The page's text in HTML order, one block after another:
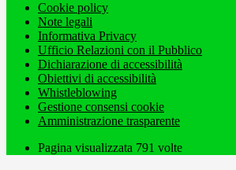
Cookie policy
Note legali
Informativa Privacy
Ufficio Relazioni con il Pubblico
Dichiarazione di accessibilità
Obiettivi di accessibilità
Whistleblowing
Gestione consensi cookie
Amministrazione trasparente
Pagina visualizzata 791 volte